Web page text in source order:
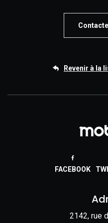
Revenir à la
FACEBOOK
2142, rue